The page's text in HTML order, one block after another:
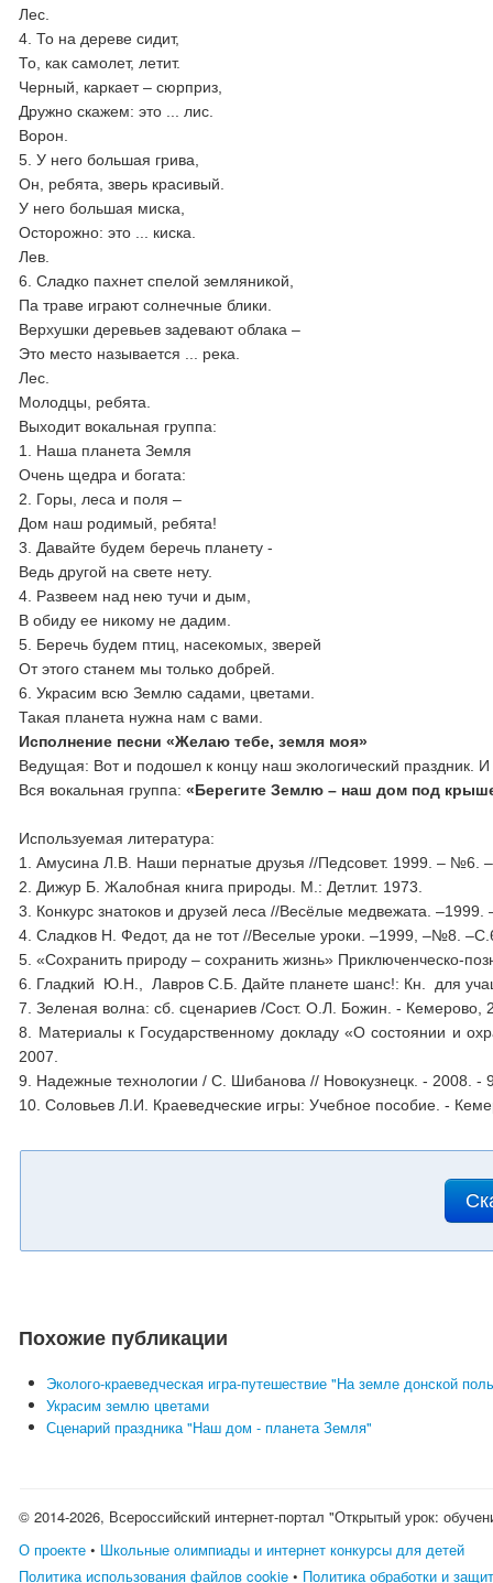
Лес.
4. То на дереве сидит,
То, как самолет, летит.
Черный, каркает – сюрприз,
Дружно скажем: это ... лис.
Ворон.
5. У него большая грива,
Он, ребята, зверь красивый.
У него большая миска,
Осторожно: это ... киска.
Лев.
6. Сладко пахнет спелой земляникой,
Па траве играют солнечные блики.
Верхушки деревьев задевают облака –
Это место называется ... река.
Лес.
Молодцы, ребята.
Выходит вокальная группа:
1. Наша планета Земля
Очень щедра и богата:
2. Горы, леса и поля –
Дом наш родимый, ребята!
3. Давайте будем беречь планету -
Ведь другой на свете нету.
4. Развеем над нею тучи и дым,
В обиду ее никому не дадим.
5. Беречь будем птиц, насекомых, зверей
От этого станем мы только добрей.
6. Украсим всю Землю садами, цветами.
Такая планета нужна нам с вами.
Исполнение песни «Желаю тебе, земля моя»
Ведущая: Вот и подошел к концу наш экологический праздник.
Вся вокальная группа:«Берегите Землю – наш дом под
Используемая литература:
1. Амусина Л.В. Наши пернатые друзья //Педсовет. 1999. – №6.
2. Дижур Б. Жалобная книга природы. М.: Детлит. 1973.
3. Конкурс знатоков и друзей леса //Весёлые медвежата.
4. Сладков Н. Федот, да не тот //Веселые уроки. –1999, –№8.
5. «Сохранить природу – сохранить жизнь» Приключенческо-
6. Гладкий Ю.Н., Лавров С.Б. Дайте планете шанс!: Кн. для
7. Зеленая волна: сб. сценариев /Сост. О.Л. Божин. - Кемерово,
8. Материалы к Государственному докладу «О состоянии и
2007.
9. Надежные технологии / С. Шибанова // Новокузнецк. - 2008.
10. Соловьев Л.И. Краеведческие игры: Учебное пособие. -
Похожие публикации
Эколого-краеведческая игра-путешествие "На земле донской
Украсим землю цветами
Сценарий праздника "Наш дом - планета Земля"
© 2014-2026, Всероссийский интернет-портал "Открытый урок:
О проекте • Школьные олимпиады и интернет конкурсы для детей
Политика использования файлов cookie • Политика обработки и